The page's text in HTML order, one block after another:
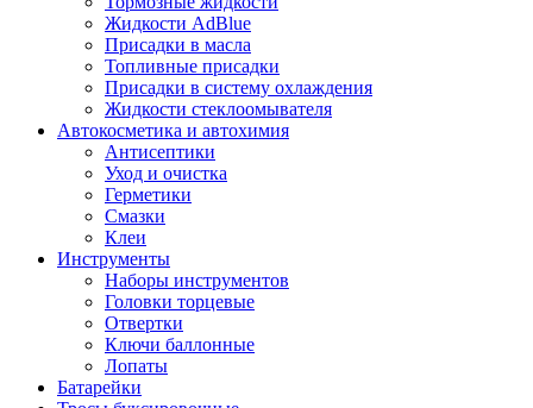
Жидкости AdBlue
Присадки в масла
Топливные присадки
Присадки в систему охлаждения
Жидкости стеклоомывателя
Автокосметика и автохимия
Антисептики
Уход и очистка
Герметики
Смазки
Клеи
Инструменты
Наборы инструментов
Головки торцевые
Отвертки
Ключи баллонные
Лопаты
Батарейки